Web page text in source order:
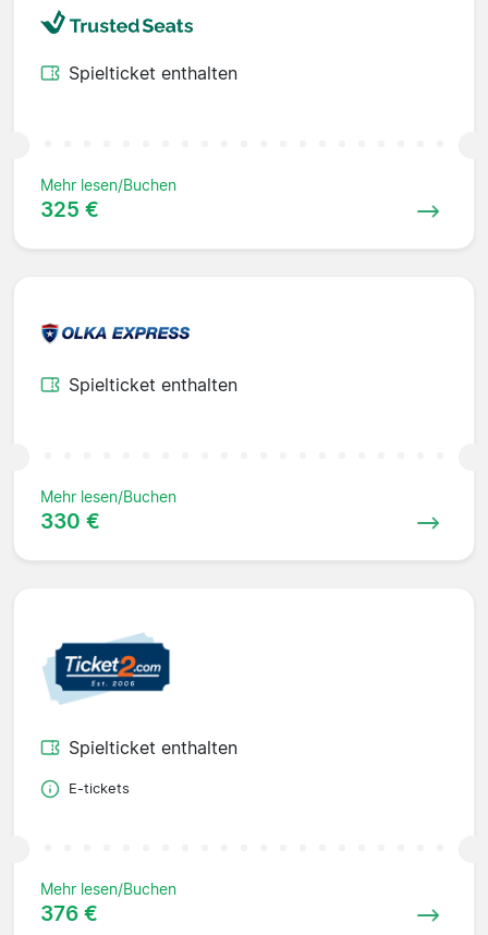
Spielticket enthalten
Mehr lesen/Buchen
325 €
Spielticket enthalten
Mehr lesen/Buchen
330 €
Spielticket enthalten
E-tickets
Mehr lesen/Buchen
376 €